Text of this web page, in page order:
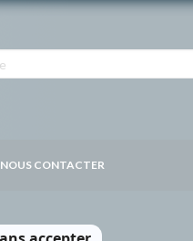
NOUS CONTACTER